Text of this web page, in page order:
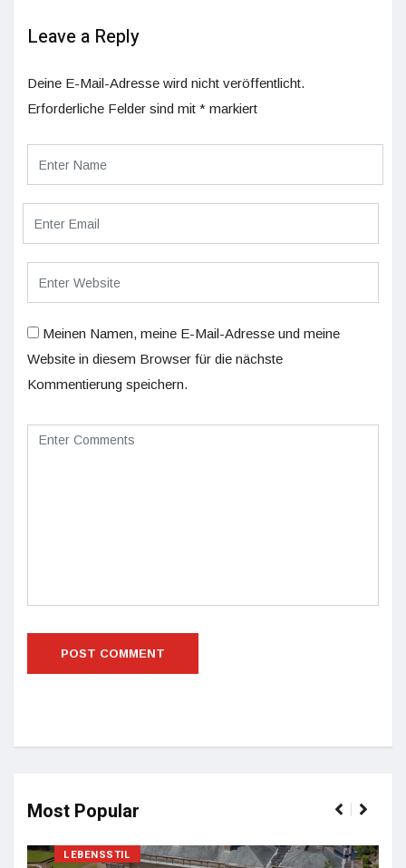
Leave a Reply
Deine E-Mail-Adresse wird nicht veröffentlicht.
Erforderliche Felder sind mit * markiert
Meinen Namen, meine E-Mail-Adresse und meine
Website in diesem Browser für die nächste
Kommentierung speichern.
Most Popular
LEBENSSTIL